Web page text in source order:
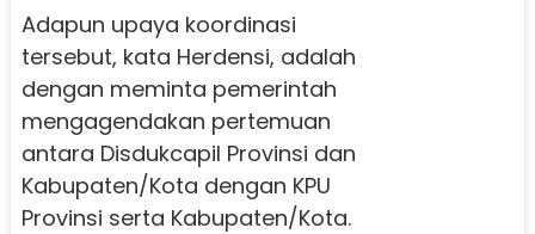
Adapun upaya koordinasi
tersebut, kata Herdensi, adalah
dengan meminta pemerintah
mengagendakan pertemuan
antara Disdukcapil Provinsi dan
Kabupaten/Kota dengan KPU
Provinsi serta Kabupaten/Kota.